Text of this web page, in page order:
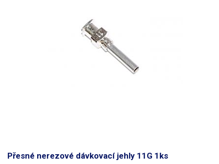
Přesné nerezové dávkovací jehly 11G 1ks